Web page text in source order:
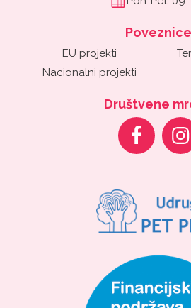
Poveznice
EU projekti
Nacionalni projekti
Društvene